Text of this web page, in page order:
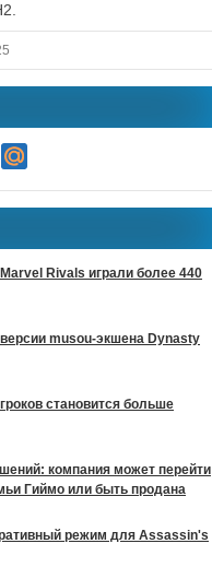
Rivals играли более 440
musou-экшена Dynasty
становится больше
компания может перейти
Гиймо или быть продана
режим для Assassin's